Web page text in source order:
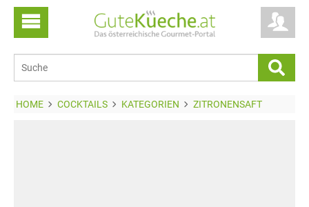
HOME COCKTAILS KATEGORIEN ZITRONENSAFT